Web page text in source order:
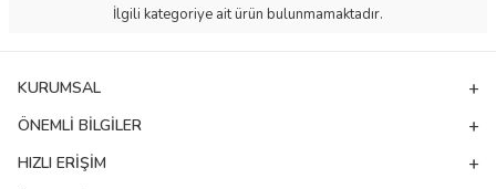
İlgili kategoriye ait ürün bulunmamaktadır.
KURUMSAL
ÖNEMLI BILGILER
HIZLI ERIŞIM